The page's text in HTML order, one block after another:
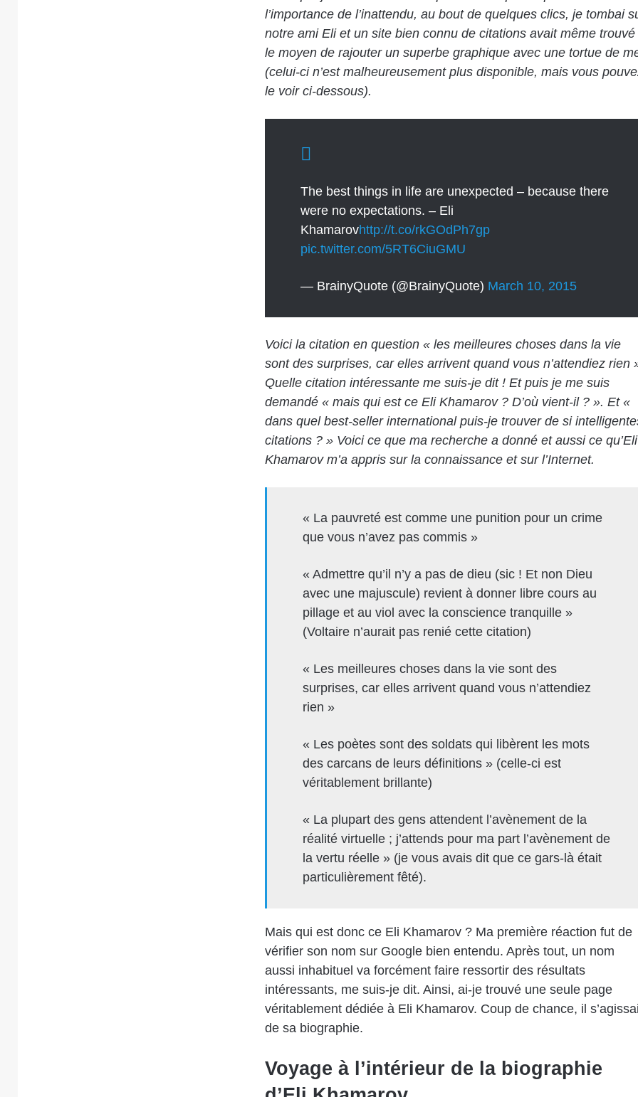
l’importance de l’inattendu, au bout de quelques clics, je tombai
notre ami Eli et un site bien connu de citations avait même trouvé
le moyen de rajouter un superbe graphique avec une tortue de
(celui-ci n’est malheureusement plus disponible, mais vous
le voir ci-dessous).
The best things in life are unexpected – because there
were no expectations. – Eli
Khamarovhttp://t.co/rkGOdPh7gp
pic.twitter.com/5RT6CiuGMU
— BrainyQuote (@BrainyQuote) March 10, 2015
Voici la citation en question « les meilleures choses dans la vie
sont des surprises, car elles arrivent quand vous n’attendiez rien
Quelle citation intéressante me suis-je dit ! Et puis je me suis
demandé « mais qui est ce Eli Khamarov ? D’où vient-il ? ». Et «
dans quel best-seller international puis-je trouver de si
citations ? » Voici ce que ma recherche a donné et aussi ce qu’Eli
Khamarov m’a appris sur la connaissance et sur l’Internet.
« La pauvreté est comme une punition pour un crime
que vous n’avez pas commis »
« Admettre qu’il n’y a pas de dieu (sic ! Et non Dieu
avec une majuscule) revient à donner libre cours au
pillage et au viol avec la conscience tranquille »
(Voltaire n’aurait pas renié cette citation)
« Les meilleures choses dans la vie sont des
surprises, car elles arrivent quand vous n’attendiez
rien »
« Les poètes sont des soldats qui libèrent les mots
des carcans de leurs définitions » (celle-ci est
véritablement brillante)
« La plupart des gens attendent l’avènement de la
réalité virtuelle ; j’attends pour ma part l’avènement de
la vertu réelle » (je vous avais dit que ce gars-là était
particulièrement fêté).
Mais qui est donc ce Eli Khamarov ? Ma première réaction fut de
vérifier son nom sur Google bien entendu. Après tout, un nom
aussi inhabituel va forcément faire ressortir des résultats
intéressants, me suis-je dit. Ainsi, ai-je trouvé une seule page
véritablement dédiée à Eli Khamarov. Coup de chance, il
de sa biographie.
Voyage à l’intérieur de la biographie